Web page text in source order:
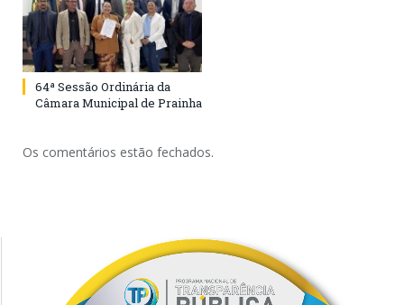
64ª Sessão Ordinária da
Câmara Municipal de Prainha
Os comentários estão fechados.